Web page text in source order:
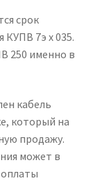
срок
КУПВ 7э х 035.
250 именно в
кабель
который на
продажу.
может в